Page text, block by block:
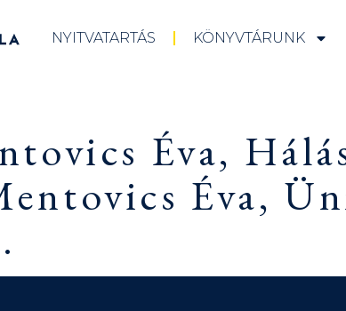
NYITVATARTÁS KÖNYVTÁRUNK
Éva,
Éva,